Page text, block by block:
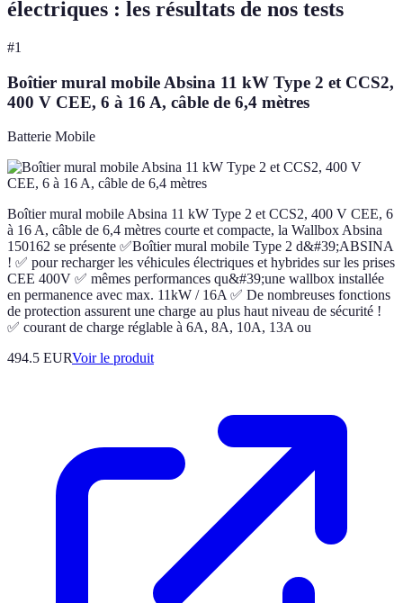
électriques : les résultats de nos tests
#1
Boîtier mural mobile Absina 11 kW Type 2 et CCS2,
400 V CEE, 6 à 16 A, câble de 6,4 mètres
Batterie Mobile
Boîtier mural mobile Absina 11 kW Type 2 et CCS2, 400 V CEE, 6
à 16 A, câble de 6,4 mètres courte et compacte, la Wallbox Absina
150162 se présente ✅Boîtier mural mobile Type 2 d&#39;ABSINA
! ✅ pour recharger les véhicules électriques et hybrides sur les prises
CEE 400V ✅ mêmes performances qu&#39;une wallbox installée
en permanence avec max. 11kW / 16A ✅ De nombreuses fonctions
de protection assurent une charge au plus haut niveau de sécurité !
✅ courant de charge réglable à 6A, 8A, 10A, 13A ou
494.5 EURVoir le produit